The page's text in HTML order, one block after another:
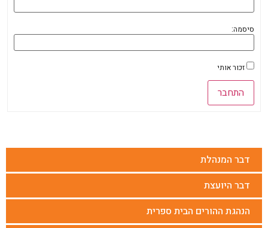
דבר המנהלת
דבר היועצת
הנהגת ההורים הבית ספרית
סיסמה:
זכור אותי
התחבר